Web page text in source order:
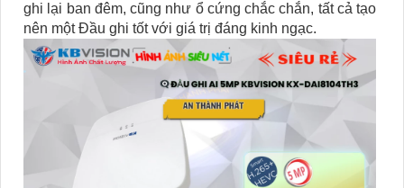
ghi lại ban đêm, cũng như ổ cứng chắc chắn, tất cả tạo
nên một Đầu ghi tốt với giá trị đáng kinh ngạc.